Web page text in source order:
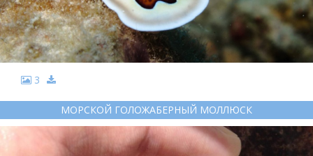
3
МОРСКОЙ ГОЛОЖАБЕРНЫЙ МОЛЛЮСК